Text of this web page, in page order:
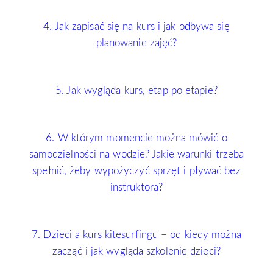
4. Jak zapisać się na kurs i jak odbywa się
planowanie zajęć?
5. Jak wygląda kurs, etap po etapie?
6. W którym momencie można mówić o
samodzielności na wodzie? Jakie warunki trzeba
spełnić, żeby wypożyczyć sprzęt i pływać bez
instruktora?
7. Dzieci a kurs kitesurfingu – od kiedy można
zacząć i jak wygląda szkolenie dzieci?